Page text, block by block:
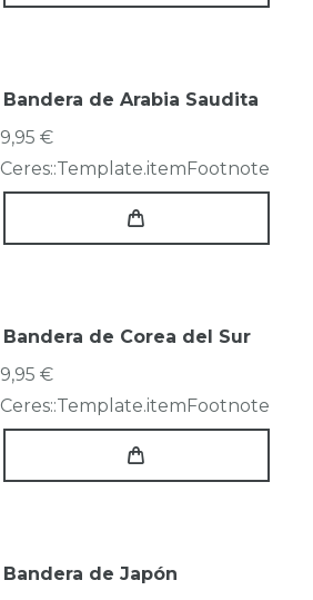
Bandera de Arabia Saudita
9,95 €
Ceres::Template.itemFootnote
Bandera de Corea del Sur
9,95 €
Ceres::Template.itemFootnote
Bandera de Japón